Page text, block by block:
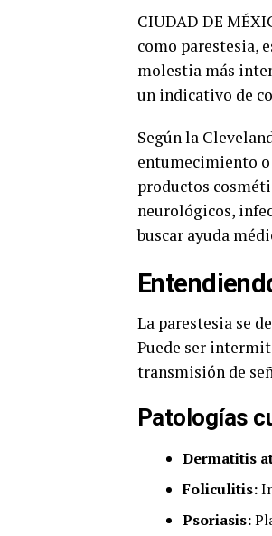
CIUDAD DE
como parestesia,
molestia más
un indicativo de
Según la
entumecimiento o
productos
neurológicos,
buscar ayuda
La parestesia se
Puede ser
transmisión de
Patologías
Dermatitis
Foliculitis:
Psoriasis: